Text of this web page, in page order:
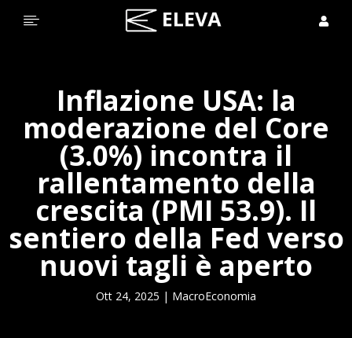
 
Inflazione USA: la
moderazione del Core
(3.0%) incontra il
rallentamento della
crescita (PMI 53.9). Il
sentiero della Fed verso
nuovi tagli è aperto
Ott 24, 2025 | MacroEconomia